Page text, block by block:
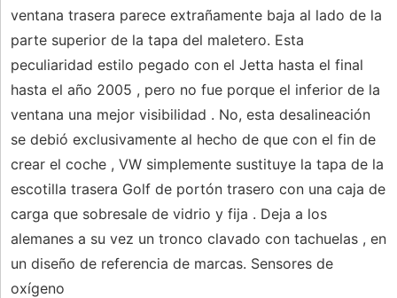
ventana trasera parece extrañamente baja al lado de la
parte superior de la tapa del maletero. Esta
peculiaridad estilo pegado con el Jetta hasta el final
hasta el año 2005 , pero no fue porque el inferior de la
ventana una mejor visibilidad . No, esta desalineación
se debió exclusivamente al hecho de que con el fin de
crear el coche , VW simplemente sustituye la tapa de la
escotilla trasera Golf de portón trasero con una caja de
carga que sobresale de vidrio y fija . Deja a los
alemanes a su vez un tronco clavado con tachuelas , en
un diseño de referencia de marcas. Sensores de
oxígeno